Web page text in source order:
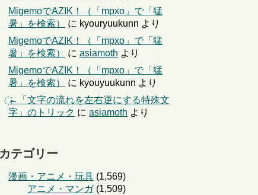
MigemoでAZIK！（「mpxo」で「猛
暑」を検索）
に kyouryuukunn より
MigemoでAZIK！（「mpxo」で「猛
暑」を検索）
に asiamoth より
MigemoでAZIK！（「mpxo」で「猛
暑」を検索）
に kyouyuukunn より
҉←「文字の流れを左右逆にする特殊文
字」のトリック に asiamoth より
カテゴリー
漫画・アニメ・玩具 (1,569)
アニメ・マンガ(1,509)